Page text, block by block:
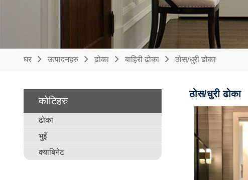
घर उत्पादनहरु ढोका बाहिरी ढोका ठोस/धुरी ढोका
कोटिहरु
ढोका
भुइँ
क्याबिनेट
ठोस/धुरी ढोका